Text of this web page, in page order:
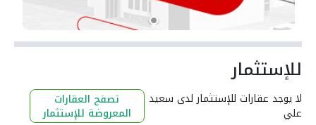
للإستثمار
لا يوجد عقارات للإستثمار لدى سعيد
علي
تصفح العقارات
المعروضة للإستثمار